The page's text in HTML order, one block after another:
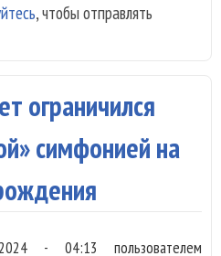
, чтобы отправлять
ограничился
симфонией на
- 04:13 пользователем